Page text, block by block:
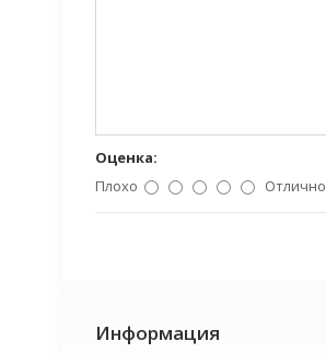
Оценка:
Плохо
Отлично
Информация